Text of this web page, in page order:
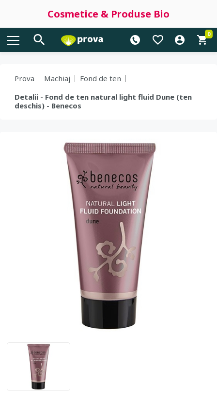
Cosmetice & Produse Bio
0
Prova Machiaj
Fond de ten
Detalii - Fond de ten natural light fluid Dune (ten
deschis) - Benecos